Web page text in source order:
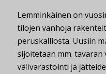
Lemminkäinen on
tilojen vanhoja
peruskalliosta. Uusiin
sijoitetaan mm. tavaran
välivarastointi ja